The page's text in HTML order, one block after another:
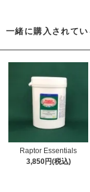
一緒に購入されてい
Raptor Essentials
3,850円(税込)